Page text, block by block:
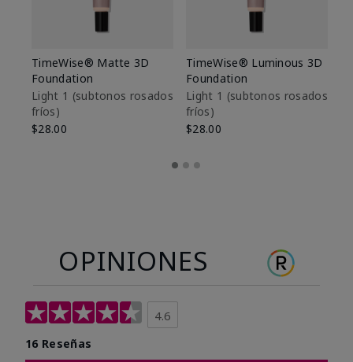
TimeWise® Matte 3D
Foundation
Light 1​ (subtonos rosados
fríos)
$28.00
TimeWise® Luminous 3D
Foundation
Light 1​ (subtonos rosados
fríos)
$28.00
OPINIONES
4.6
16 Reseñas